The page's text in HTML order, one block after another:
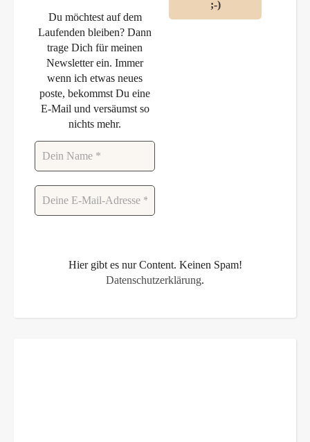
Du möchtest auf dem
Laufenden bleiben? Dann
trage Dich für meinen
Newsletter ein. Immer
wenn ich etwas neues
poste, bekommst Du eine
E-Mail und versäumst so
nichts mehr.
Hier gibt es nur Content. Keinen Spam!
Datenschutzerklärung.